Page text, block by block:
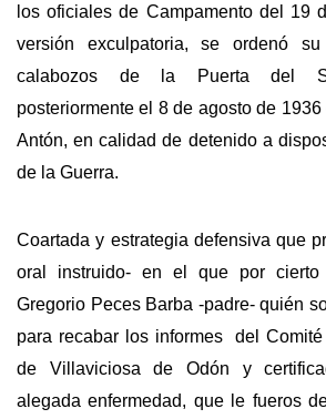
los oficiales de Campamento del 19
versión exculpatoria, se ordenó
calabozos de la Puerta del
posteriormente el 8 de agosto de
Antón, en calidad de detenido a
de la Guerra.
Coartada y estrategia defensiva que
oral instruido- en el que por cierto
Gregorio Peces Barba -padre- quién
para recabar los informes del
de Villaviciosa de Odón y
alegada enfermedad, que le fueros